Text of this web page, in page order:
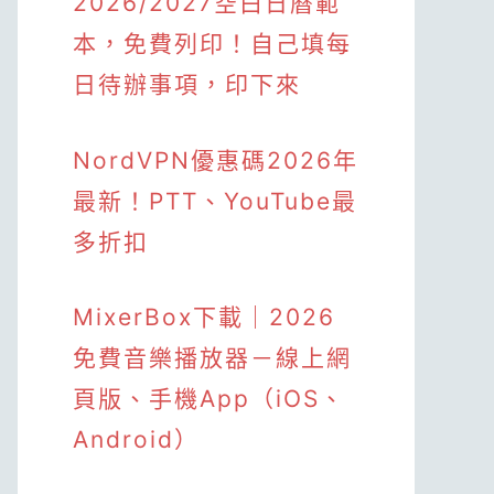
本，免費列印！自己填每
日待辦事項，印下來
NordVPN優惠碼2026年
最新！PTT、YouTube最
多折扣
MixerBox下載｜2026
免費音樂播放器－線上網
頁版、手機App（iOS、
Android）